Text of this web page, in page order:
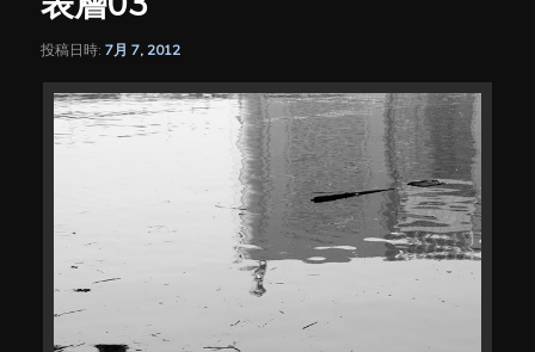
ゲ
シ
ン
投稿日時:7月 7, 2012